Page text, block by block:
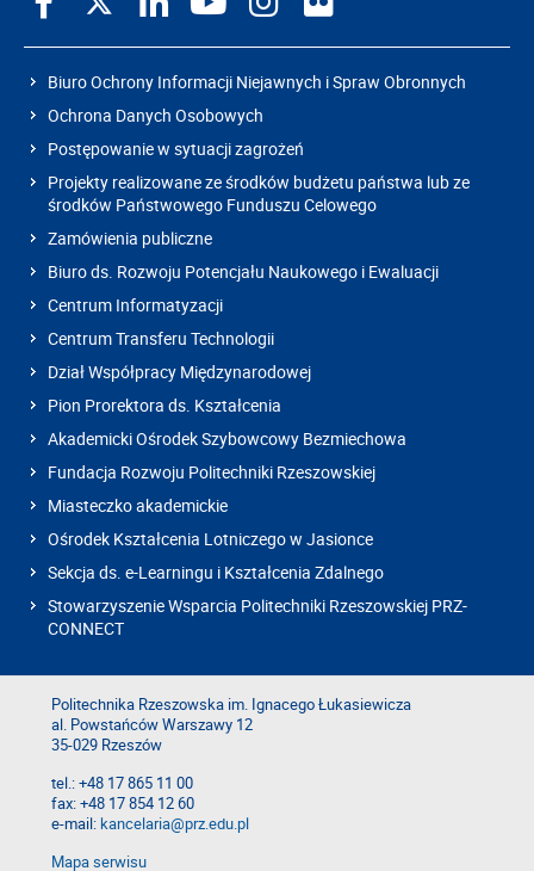
Biuro Ochrony Informacji Niejawnych i Spraw Obronnych
Ochrona Danych Osobowych
Postępowanie w sytuacji zagrożeń
Projekty realizowane ze środków budżetu państwa lub ze
środków Państwowego Funduszu Celowego
Zamówienia publiczne
Biuro ds. Rozwoju Potencjału Naukowego i Ewaluacji
Centrum Informatyzacji
Centrum Transferu Technologii
Dział Współpracy Międzynarodowej
Pion Prorektora ds. Kształcenia
Akademicki Ośrodek Szybowcowy Bezmiechowa
Fundacja Rozwoju Politechniki Rzeszowskiej
Miasteczko akademickie
Ośrodek Kształcenia Lotniczego w Jasionce
Sekcja ds. e-Learningu i Kształcenia Zdalnego
Stowarzyszenie Wsparcia Politechniki Rzeszowskiej PRZ-
CONNECT
Politechnika Rzeszowska im. Ignacego Łukasiewicza
al. Powstańców Warszawy 12
35-029 Rzeszów
tel.: +48 17 865 11 00
fax: +48 17 854 12 60
e-mail:kancelaria@prz.edu.pl
Mapa serwisu